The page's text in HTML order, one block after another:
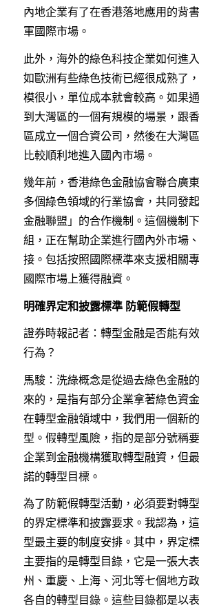
內地企業有了在香港落地應用的背
軍國際市場。
此外，海外的綠色科技企業如何進
如歐洲有些綠色技術已經很成熟了
模很小，單位成本就會較高。如果
到大灣區的一個有規模的場景，跟
區成立一個合資公司，然後在大灣
比較順利地進入國內市場。
幾年前，香港綠色金融協會聯合廣
多個綠色領域的行業協會，共同發
金融聯盟」的合作機制。這個機制
組，正在幫助企業進行國內外市場
接。包括按照國際標準來支援相關
國際市場上獲得融資。
明確界定和披露標準 防範假轉型
證券時報記者：轉型金融是否能有
行為？
馬駿：洗綠概念是從過去綠色金融
來的，是指有部分企業拿著綠色資
在轉型金融領域中，我們用一個新
型。假轉型風險，指的是部分號稱
企業到金融機構獲取轉型融資，但
諾的轉型目標。
為了防範假轉型活動，必須要對轉
的界定標準和披露要求。我認為，
型最主要的制度安排。其中，界定
主要指的是轉型目錄，它是一張大
州、重慶、上海、河北等七個地方
各自的轉型目錄。這些目錄都是以